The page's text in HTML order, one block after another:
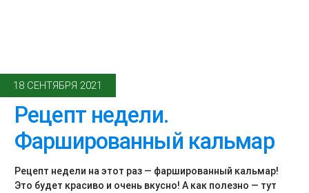
18 СЕНТЯБРЯ 2021
Рецепт недели.
Фаршированный кальмар
Рецепт недели на этот раз — фаршированный кальмар!
Это будет красиво и очень вкусно! А как полезно — тут